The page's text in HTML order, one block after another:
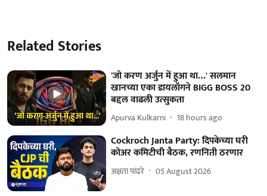
Related Stories
'जो करण अर्जुन में हुआ था…' सलमान
खानच्या एका डायलॉगने BIGG BOSS 20
बद्दल वाढली उत्सुकता
Apurva Kulkarni 18 hours ago
Cockroch Janta Party: दिपकेच्या घरी
कोअर कमिटीची बैठक, रणनिती ठरणार
अक्षता पांढरे 05 August 2026